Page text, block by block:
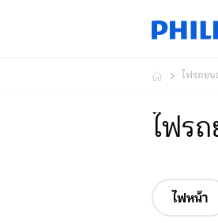
ไฟรถย
ไฟร
ไฟหน้า